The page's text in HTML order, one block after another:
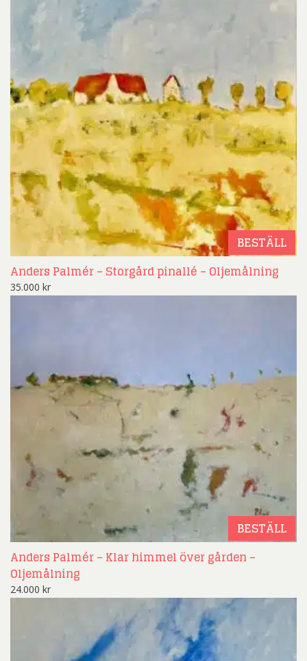
BESTÄLL
Anders Palmér – Storgård pinallé – Oljemålning
35.000 kr
BESTÄLL
Anders Palmér – Klar himmel över gården –
Oljemålning
24.000 kr